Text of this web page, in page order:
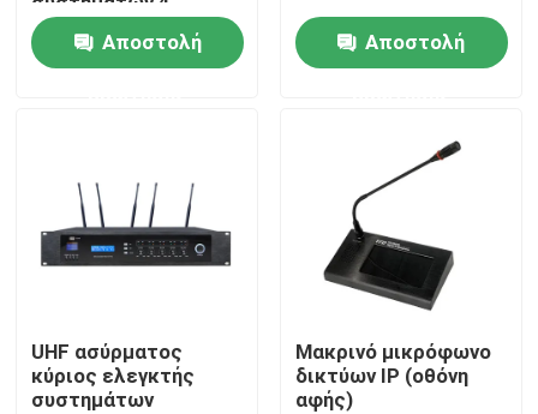
Γύρος εργοστασίων
Ειδήσεις
Ενισχυτής συστημάτων PA
ομιλητών PA
Αποστολή Αποστολή
UHF ασύρματος
κύριος ελεγκτής
συστημάτων
Μακρινό μικρόφωνο
δικτύων IP (οθόνη
αφής)